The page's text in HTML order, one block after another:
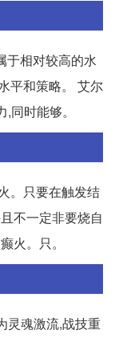
于相对较高的水
平和策略。 艾尔
同时能够。
。只要在触发结
不一定非要烧自
火。只。
灵魂激流,战技重